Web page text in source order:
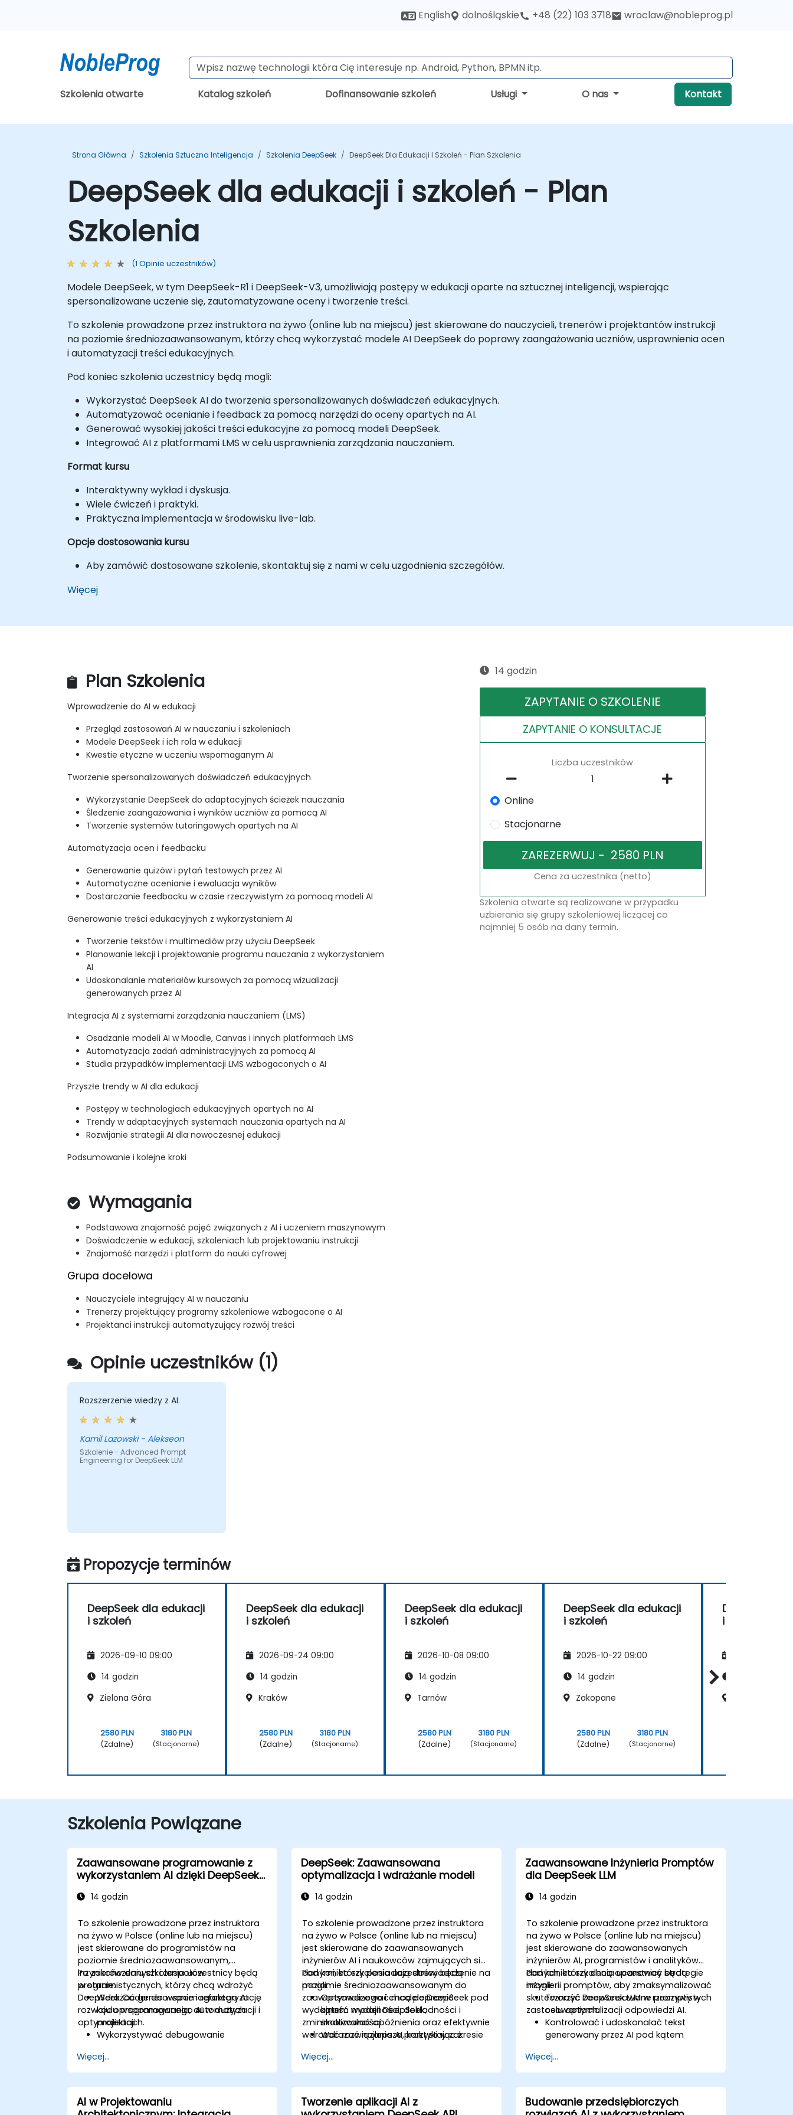
English dolnośląskie +48 (22) 103 3718 wroclaw@nobleprog.pl
Szkolenia otwarte Katalog szkoleń Dofinansowanie szkoleń Usługi O nas Kontakt
Strona Główna Szkolenia Sztuczna Inteligencja Szkolenia DeepSeek DeepSeek Dla Edukacji I Szkoleń - Plan Szkolenia
DeepSeek dla edukacji i szkoleń - Plan
Szkolenia
(1 Opinie uczestników)
Modele DeepSeek, w tym DeepSeek-R1 i DeepSeek-V3, umożliwiają postępy w edukacji oparte na sztucznej inteligencji, wspierając
spersonalizowane uczenie się, zautomatyzowane oceny i tworzenie treści.
To szkolenie prowadzone przez instruktora na żywo (online lub na miejscu) jest skierowane do nauczycieli, trenerów i projektantów instrukcji
na poziomie średniozaawansowanym, którzy chcą wykorzystać modele AI DeepSeek do poprawy zaangażowania uczniów, usprawnienia ocen
i automatyzacji treści edukacyjnych.
Pod koniec szkolenia uczestnicy będą mogli:
Wykorzystać DeepSeek AI do tworzenia spersonalizowanych doświadczeń edukacyjnych.
Automatyzować ocenianie i feedback za pomocą narzędzi do oceny opartych na AI.
Generować wysokiej jakości treści edukacyjne za pomocą modeli DeepSeek.
Integrować AI z platformami LMS w celu usprawnienia zarządzania nauczaniem.
Format kursu
Interaktywny wykład i dyskusja.
Wiele ćwiczeń i praktyki.
Praktyczna implementacja w środowisku live-lab.
Opcje dostosowania kursu
Aby zamówić dostosowane szkolenie, skontaktuj się z nami w celu uzgodnienia szczegółów.
Więcej
Plan Szkolenia
Wprowadzenie do AI w edukacji
Przegląd zastosowań AI w nauczaniu i szkoleniach
Modele DeepSeek i ich rola w edukacji
Kwestie etyczne w uczeniu wspomaganym AI
Tworzenie spersonalizowanych doświadczeń edukacyjnych
Wykorzystanie DeepSeek do adaptacyjnych ścieżek nauczania
Śledzenie zaangażowania i wyników uczniów za pomocą AI
Tworzenie systemów tutoringowych opartych na AI
Automatyzacja ocen i feedbacku
Generowanie quizów i pytań testowych przez AI
Automatyczne ocenianie i ewaluacja wyników
Dostarczanie feedbacku w czasie rzeczywistym za pomocą modeli AI
Generowanie treści edukacyjnych z wykorzystaniem AI
Tworzenie tekstów i multimediów przy użyciu DeepSeek
Planowanie lekcji i projektowanie programu nauczania z wykorzystaniem
AI
Udoskonalanie materiałów kursowych za pomocą wizualizacji
generowanych przez AI
Integracja AI z systemami zarządzania nauczaniem (LMS)
Osadzanie modeli AI w Moodle, Canvas i innych platformach LMS
Automatyzacja zadań administracyjnych za pomocą AI
Studia przypadków implementacji LMS wzbogaconych o AI
Przyszłe trendy w AI dla edukacji
Postępy w technologiach edukacyjnych opartych na AI
Trendy w adaptacyjnych systemach nauczania opartych na AI
Rozwijanie strategii AI dla nowoczesnej edukacji
Podsumowanie i kolejne kroki
Wymagania
Podstawowa znajomość pojęć związanych z AI i uczeniem maszynowym
Doświadczenie w edukacji, szkoleniach lub projektowaniu instrukcji
Znajomość narzędzi i platform do nauki cyfrowej
Grupa docelowa
Nauczyciele integrujący AI w nauczaniu
Trenerzy projektujący programy szkoleniowe wzbogacone o AI
Projektanci instrukcji automatyzujący rozwój treści
14 godzin
ZAPYTANIE O SZKOLENIE
ZAPYTANIE O KONSULTACJE
Liczba uczestników
Online
Stacjonarne
Cena za uczestnika (netto)
Szkolenia otwarte są realizowane w przypadku
uzbierania się grupy szkoleniowej liczącej co
najmniej 5 osób na dany termin.
Opinie uczestników (1)
Rozszerzenie wiedzy z AI.
Kamil Lazowski - Alekseon
Szkolenie - Advanced Prompt
Engineering for DeepSeek LLM
Propozycje terminów
DeepSeek dla edukacji
i szkoleń
2026-09-10 09:00
14 godzin
Zielona Góra
2580 PLN
(Zdalne)
3180 PLN
(Stacjonarne)
DeepSeek dla edukacji
i szkoleń
2026-09-24 09:00
14 godzin
Kraków
2580 PLN
(Zdalne)
3180 PLN
(Stacjonarne)
DeepSeek dla edukacji
i szkoleń
2026-10-08 09:00
14 godzin
Tarnów
2580 PLN
(Zdalne)
3180 PLN
(Stacjonarne)
DeepSeek dla edukacji
i szkoleń
2026-10-22 09:00
14 godzin
Zakopane
2580 PLN
(Zdalne)
3180 PLN
(Stacjonarne)
DeepSeek
i szkoleń
Szkolenia Powiązane
Zaawansowane programowanie z
wykorzystaniem AI dzięki DeepSeek
14 godzin
To szkolenie prowadzone przez instruktora
na żywo w Polsce (online lub na miejscu)
jest skierowane do programistów na
poziomie średniozaawansowanym,
inżynierów danych i zespołów
programistycznych, którzy chcą wdrożyć
DeepSeek Coder do wspomaganego AI
rozwoju oprogramowania, automatyzacji i
optymalizacji.
Po zakończeniu szkolenia uczestnicy będą
w stanie:
Wdrażać generowanie i refaktoryzację
kodu wspomaganego AI w dużych
projektach.
Wykorzystywać debugowanie
niezawodność oprogramowania.
Integrować DeepSeek Coder z
potokami DevOps i CI/CD.
Stosować AI do inteligentnej
automatyzacji w procesach inżynierii
Więcej...
DeepSeek: Zaawansowana
optymalizacja i wdrażanie modeli
14 godzin
To szkolenie prowadzone przez instruktora
na żywo w Polsce (online lub na miejscu)
jest skierowane do zaawansowanych
inżynierów AI i naukowców zajmujących się
danymi, którzy posiadają doświadczenie na
poziomie średniozaawansowanym do
zaawansowanego i chcą poprawić
wydajność modeli DeepSeek,
zminimalizować opóźnienia oraz efektywnie
wdrażać rozwiązania AI, korzystając z
Pod koniec szkolenia uczestnicy będą
mogli:
Optymalizować modele DeepSeek pod
kątem wydajności, dokładności i
skalowalności.
Wdrażać najlepsze praktyki w zakresie
Wdrażać modele DeepSeek w
infrastrukturze chmurowej i lokalnej.
Monitorować, utrzymywać i skalować
rozwiązania AI w sposób efektywny.
Więcej...
Zaawansowane Inżynieria Promptów
dla DeepSeek LLM
14 godzin
To szkolenie prowadzone przez instruktora
na żywo w Polsce (online lub na miejscu)
jest skierowane do zaawansowanych
inżynierów AI, programistów i analityków
danych, którzy chcą opanować strategie
inżynierii promptów, aby zmaksymalizować
skuteczność DeepSeek LLM w rzeczywistych
zastosowaniach.
Pod koniec szkolenia uczestnicy będą
mogli:
Tworzyć zaawansowane prompty w
celu optymalizacji odpowiedzi AI.
Kontrolować i udoskonalać tekst
generowany przez AI pod kątem
Wykorzystywać techniki
łańcuchowania promptów i
zarządzania kontekstem.
Minimalizować uprzedzenia i zwiększać
etyczne wykorzystanie AI w inżynierii
Więcej...
AI w Projektowaniu
Tworzenie aplikacji AI z
Budowanie przedsiębiorczych